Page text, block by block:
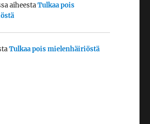
aiheestaTulkaa pois
Tulkaa pois mielenhäiriöstä